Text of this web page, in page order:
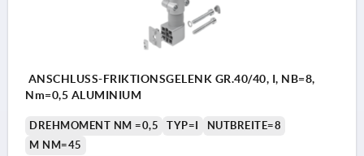
ANSCHLUSS-FRIKTIONSGELENK GR.40/40, I, NB=8,
Nm=0,5 ALUMINIUM
DREHMOMENT NM =0,5 TYP=I
NUTBREITE=8
M NM=45